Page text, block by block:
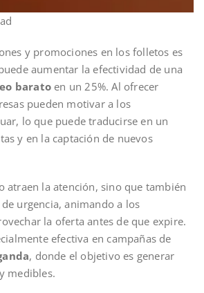
y promociones en los folletos es
aumentar la efectividad de una
barato en un 25%. Al ofrecer
pueden motivar a los
lo que puede traducirse en un
y en la captación de nuevos
atraen la atención, sino que también
urgencia, animando a los
la oferta antes de que expire.
efectiva en campañas de
, donde el objetivo es generar
medibles.